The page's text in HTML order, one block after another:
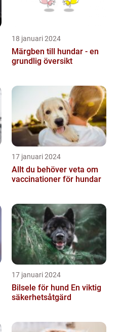
18 januari 2024
Märgben till hundar - en
grundlig översikt
17 januari 2024
Allt du behöver veta om
vaccinationer för hundar
17 januari 2024
Bilsele för hund En viktig
säkerhetsåtgärd